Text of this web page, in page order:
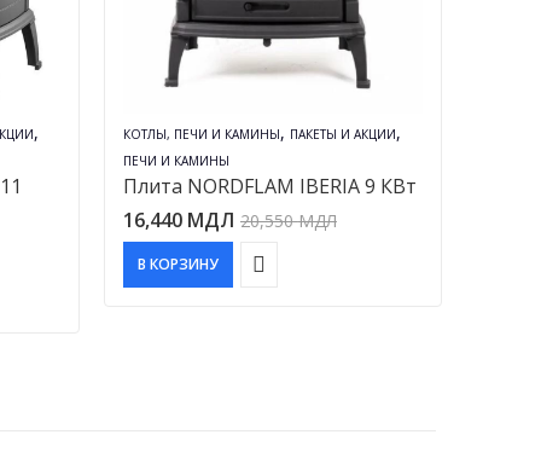
, КОТЛЫ, ПЕЧИ И КАМИНЫ, ПАКЕТЫ И АКЦИИ,
ПЕЧИ И КАМИНЫ
Плита NORDFLAM IBERIA 9 КВт
16,440 МДЛ 20,550МДЛ
В КОРЗИНУ